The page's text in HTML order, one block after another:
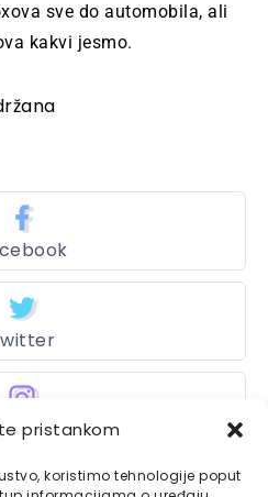
pristankom
koristimo tehnologije poput
sve do automobila, ali
kakvi jesmo.